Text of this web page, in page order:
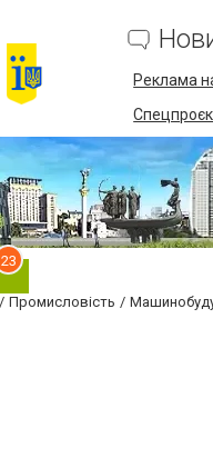
Реклама
23
Промисловість